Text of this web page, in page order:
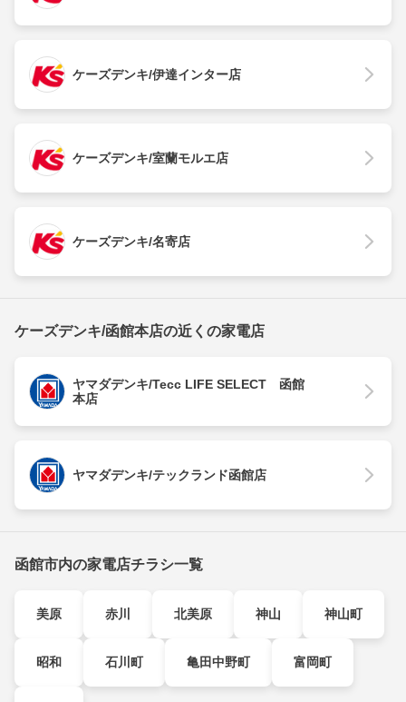
ケーズデンキ/伊達インター店
ケーズデンキ/室蘭モルエ店
ケーズデンキ/名寄店
ケーズデンキ/函館本店の近くの家電店
ヤマダデンキ/Tecc LIFE SELECT 函館
本店
ヤマダデンキ/テックランド函館店
函館市内の家電店チラシ一覧
美原 赤川 北美原 神山 神山町
昭和 石川町 亀田中野町 富岡町